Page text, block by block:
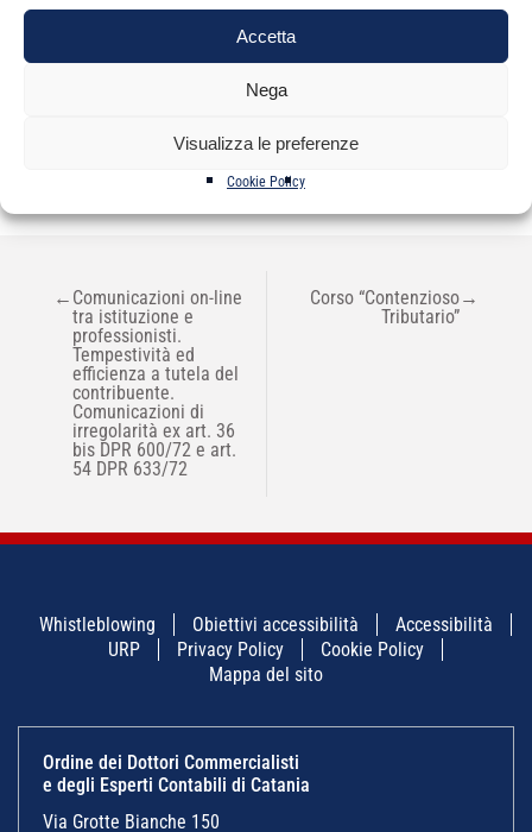
Accetta
Nega
Visualizza le preferenze
Cookie Policy
Non sono presenti appuntamenti per questo
NAVIGAZIONE
ARTICOLI
← Comunicazioni on-line
tra istituzione e
professionisti.
Tempestività ed
efficienza a tutela del
contribuente.
Comunicazioni di
irregolarità ex art. 36
bis DPR 600/72 e art.
54 DPR 633/72
Corso “Contenzioso
Tributario”
→
Whistleblowing Obiettivi accessibilità
Accessibilità
URP
Privacy Policy
Cookie Policy
Mappa del sito
Ordine dei Dottori Commercialisti
e degli Esperti Contabili di Catania
Via Grotte Bianche 150